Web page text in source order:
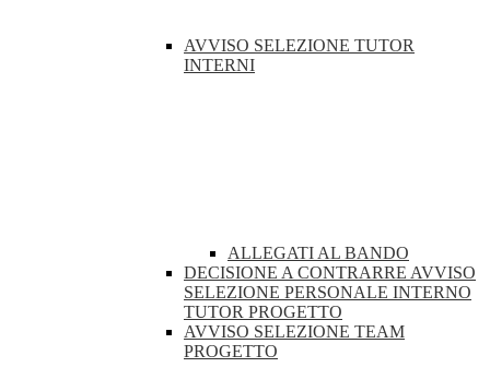
AVVISO SELEZIONE TUTOR
INTERNI
ALLEGATI AL BANDO
DECISIONE A CONTRARRE AVVISO
SELEZIONE PERSONALE INTERNO
TUTOR PROGETTO
AVVISO SELEZIONE TEAM
PROGETTO